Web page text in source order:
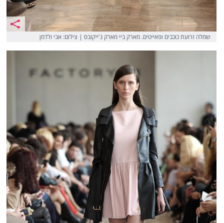
שמלה זרועת כוכבים ופאייטים. מארק ביי מארק ג'ייקובס | צילום: אבי ולדמן